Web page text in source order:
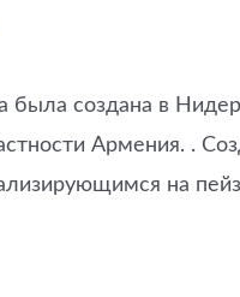
была создана в
Армения. .
на